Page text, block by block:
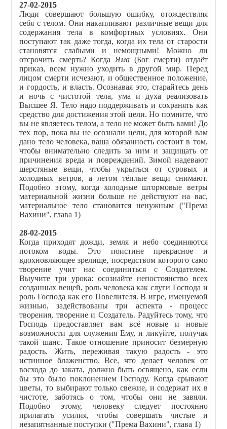
27-02-2015
Люди совершают большую ошибку, отождествляя
себя с телом. Они накапливают различные вещи для
содержания тела в комфортных условиях. Они
поступают так даже тогда, когда их тела от старости
становятся слабыми и немощными! Можно ли
отсрочить смерть? Когда Яма (Бог смерти) отдаёт
приказ, всем нужно уходить в другой мир. Перед
лицом смерти исчезают, и общественное положение,
и гордость, и власть. Осознавая это, старайтесь день
и ночь с чистотой тела, ума и духа реализовать
Высшее Я. Тело надо поддерживать и сохранять как
средство для достижения этой цели. Но помните, что
вы не являетесь телом, а тело не может быть вами! До
тех пор, пока вы не осознали цели, для которой вам
дано тело человека, ваша обязанность состоит в том,
чтобы внимательно следить за ним и защищать от
причинения вреда и повреждений. Зимой надевают
шерстяные вещи, чтобы укрыться от суровых и
холодных ветров, а летом тёплые вещи снимают.
Подобно этому, когда холодные штормовые ветры
материальной жизни больше не действуют на вас,
материальное тело становится ненужным ("Према
Вахини", глава 1)
28-02-2015
Когда приходят дожди, земля и небо соединяются
потоком воды. Это поистине прекрасное и
вдохновляющее зрелище, посредством которого само
творение учит нас соединиться с Создателем.
Выучите три урока: осознайте непостоянство всех
созданных вещей, роль человека как слуги Господа и
роль Господа как его Повелителя. В игре, именуемой
жизнью, задействованы три аспекта - процесс
творения, творение и Создатель. Радуйтесь тому, что
Господь предоставляет вам всё новые и новые
возможности для служения Ему, и ликуйте, получая
такой шанс. Такое отношение приносит безмерную
радость. Жить, переживая такую радость - это
истинное блаженство. Все, что делает человек от
восхода до заката, должно быть освящено, как если
бы это было поклонением Господу. Когда срывают
цветы, то выбирают только свежие, и содержат их в
чистоте, заботясь о том, чтобы они не завяли.
Подобно этому, человеку следует постоянно
прилагать усилия, чтобы совершать чистые и
незапятнанные поступки ("Према Вахини", глава 1)